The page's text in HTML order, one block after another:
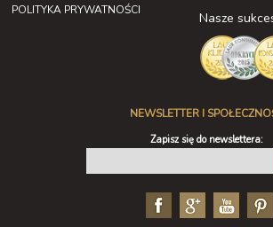
POLITYKA PRYWATNOŚCI
Nasze
NEWSLETTER I
Zapisz się do newslettera: